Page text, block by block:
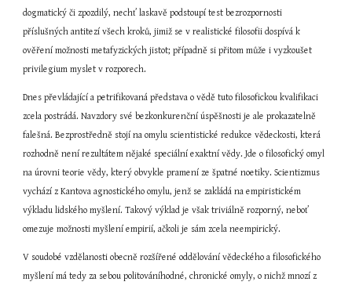
dogmatický či zpozdilý, nechť laskavě podstoupí test bezrozpornosti
příslušných antitezí všech kroků, jimiž se v realistické filosofii dospívá k
ověření možnosti metafyzických jistot; případně si přitom může i vyzkoušet
privilegium myslet v rozporech.
Dnes převládající a petrifikovaná představa o vědě tuto filosofickou kvalifikaci
zcela postrádá. Navzdory své bezkonkurenční úspěšnosti je ale prokazatelně
falešná. Bezprostředně stojí na omylu scientistické redukce vědeckosti, která
rozhodně není rezultátem nějaké speciální exaktní vědy. Jde o filosofický omyl
na úrovni teorie vědy, který obvykle pramení ze špatné noetiky. Scientizmus
vychází z Kantova agnostického omylu, jenž se zakládá na empiristickém
výkladu lidského myšlení. Takový výklad je však triviálně rozporný, neboť
omezuje možnosti myšlení empirií, ačkoli je sám zcela neempirický.
V soudobé vzdělanosti obecně rozšířené oddělování vědeckého a filosofického
myšlení má tedy za sebou politováníhodné, chronické omyly, o nichž mnozí z